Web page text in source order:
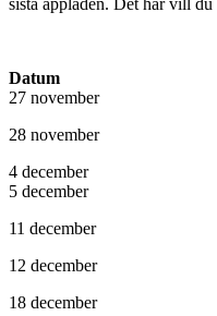
sista applåden. Det här vill du
Datum
27 november
28 november
4 december
5 december
11 december
12 december
18 december